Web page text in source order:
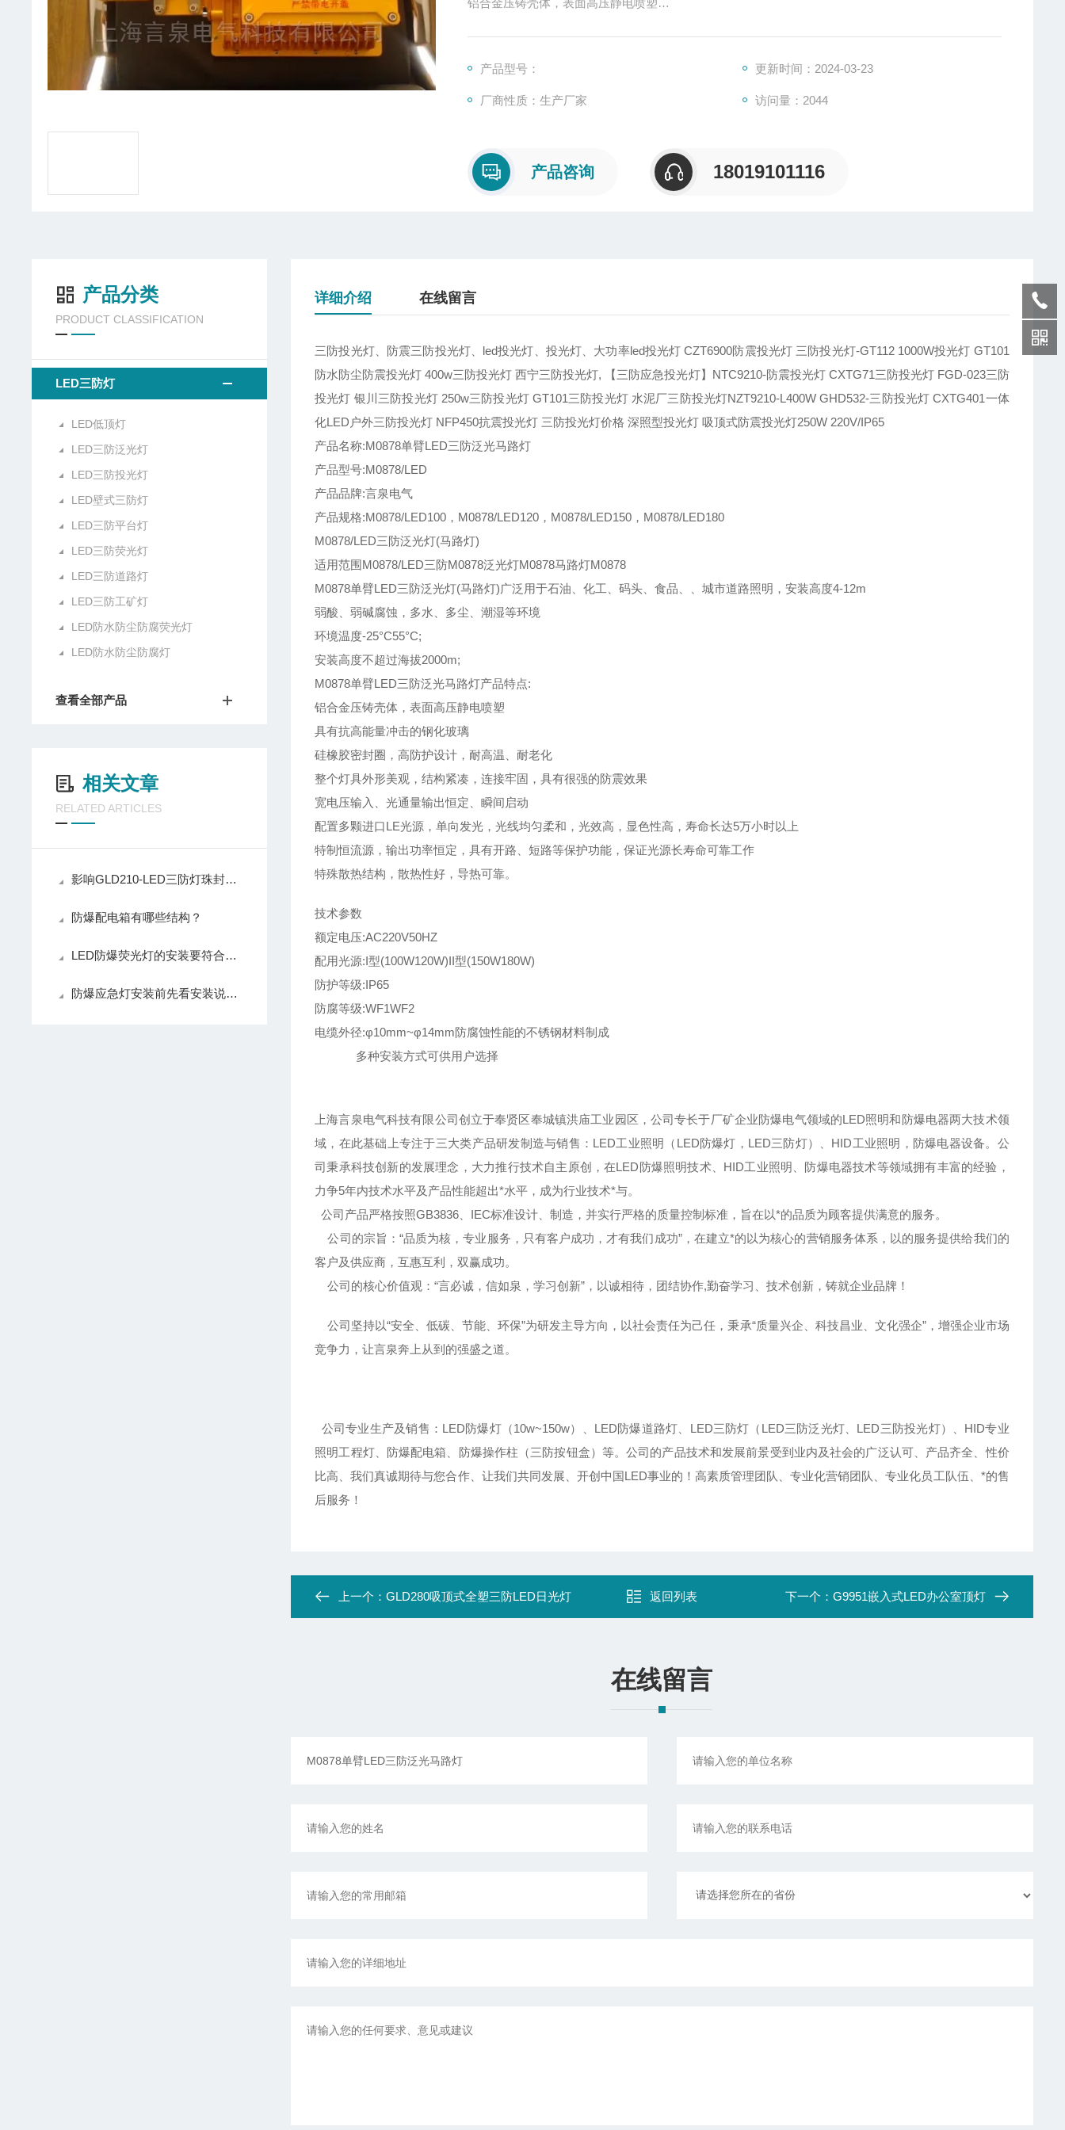
铝合金压铸壳体，表面高压静电喷塑
整个灯具外形美观，结构紧凑，连接牢固，具有很强的防震效果
配置多颗进口LE光源，单向发光，光线均匀柔和，光效高，显色性高，寿命长达5万小时以上
产品型号： 更新时间：2024-03-23
厂商性质：生产厂家 访问量：2044
产品咨询 18019101116
产品分类
PRODUCT CLASSIFICATION
LED三防灯
LED低顶灯
LED三防泛光灯
LED三防投光灯
LED壁式三防灯
LED三防平台灯
LED三防荧光灯
LED三防道路灯
LED三防工矿灯
LED防水防尘防腐荧光灯
LED防水防尘防腐灯
查看全部产品
相关文章
RELATED ARTICLES
影响GLD210-LED三防灯珠封装取光效率的四大要素
防爆配电箱有哪些结构？
LED防爆荧光灯的安装要符合的规定说明
防爆应急灯安装前先看安装说明书
详细介绍 在线留言
三防投光灯、防震三防投光灯、led投光灯、投光灯、大功率led投光灯 CZT6900防震投光灯 三防投光灯-GT112 1000W投光灯 GT101
防水防尘防震投光灯 400w三防投光灯 西宁三防投光灯, 【三防应急投光灯】NTC9210-防震投光灯 CXTG71三防投光灯 FGD-023三防
投光灯 银川三防投光灯 250w三防投光灯 GT101三防投光灯 水泥厂三防投光灯NZT9210-L400W GHD532-三防投光灯 CXTG401一体
化LED户外三防投光灯 NFP450抗震投光灯 三防投光灯价格 深照型投光灯 吸顶式防震投光灯250W 220V/IP65
产品名称:M0878单臂LED三防泛光马路灯
产品型号:M0878/LED
产品品牌:言泉电气
产品规格:M0878/LED100，M0878/LED120，M0878/LED150，M0878/LED180
M0878/LED三防泛光灯(马路灯)
适用范围M0878/LED三防M0878泛光灯M0878马路灯M0878
M0878单臂LED三防泛光灯(马路灯)广泛用于石油、化工、码头、食品、、城市道路照明，安装高度4-12m
弱酸、弱碱腐蚀，多水、多尘、潮湿等环境
环境温度-25°C55°C;
安装高度不超过海拔2000m;
M0878单臂LED三防泛光马路灯产品特点:
铝合金压铸壳体，表面高压静电喷塑
具有抗高能量冲击的钢化玻璃
硅橡胶密封圈，高防护设计，耐高温、耐老化
整个灯具外形美观，结构紧凑，连接牢固，具有很强的防震效果
宽电压输入、光通量输出恒定、瞬间启动
配置多颗进口LE光源，单向发光，光线均匀柔和，光效高，显色性高，寿命长达5万小时以上
特制恒流源，输出功率恒定，具有开路、短路等保护功能，保证光源长寿命可靠工作
特殊散热结构，散热性好，导热可靠。
技术参数
额定电压:AC220V50HZ
配用光源:I型(100W120W)II型(150W180W)
防护等级:IP65
防腐等级:WF1WF2
电缆外径:φ10mm~φ14mm防腐蚀性能的不锈钢材料制成
多种安装方式可供用户选择
上海言泉电气科技有限公司创立于奉贤区奉城镇洪庙工业园区，公司专长于厂矿企业防爆电气领域的LED照明和防爆电器两大技术领
域，在此基础上专注于三大类产品研发制造与销售：LED工业照明（LED防爆灯，LED三防灯）、HID工业照明，防爆电器设备。公
司秉承科技创新的发展理念，大力推行技术自主原创，在LED防爆照明技术、HID工业照明、防爆电器技术等领域拥有丰富的经验，
力争5年内技术水平及产品性能超出*水平，成为行业技术*与。
公司产品严格按照GB3836、IEC标准设计、制造，并实行严格的质量控制标准，旨在以*的品质为顾客提供满意的服务。
公司的宗旨：“品质为核，专业服务，只有客户成功，才有我们成功”，在建立*的以为核心的营销服务体系，以的服务提供给我们的
客户及供应商，互惠互利，双赢成功。
公司的核心价值观：“言必诚，信如泉，学习创新”，以诚相待，团结协作,勤奋学习、技术创新，铸就企业品牌！
公司坚持以“安全、低碳、节能、环保”为研发主导方向，以社会责任为己任，秉承“质量兴企、科技昌业、文化强企”，增强企业市场
竞争力，让言泉奔上从到的强盛之道。
公司专业生产及销售：LED防爆灯（10w~150w）、LED防爆道路灯、LED三防灯（LED三防泛光灯、LED三防投光灯）、HID专业
照明工程灯、防爆配电箱、防爆操作柱（三防按钮盒）等。公司的产品技术和发展前景受到业内及社会的广泛认可、产品齐全、性价
比高、我们真诚期待与您合作、让我们共同发展、开创中国LED事业的！高素质管理团队、专业化营销团队、专业化员工队伍、*的售
后服务！
上一个：GLD280吸顶式全塑三防LED日光灯 返回列表 下一个： G9951嵌入式LED办公室顶灯
在线留言